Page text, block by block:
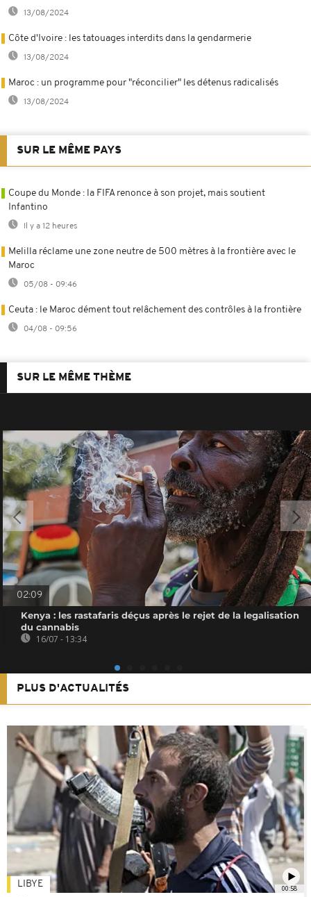
13/08/2024
Côte d'Ivoire : les tatouages interdits dans la gendarmerie
13/08/2024
Maroc : un programme pour "réconcilier" les détenus radicalisés
13/08/2024
SUR LE MÊME PAYS
Coupe du Monde : la FIFA renonce à son projet, mais soutient
Infantino
Il y a 12 heures
Melilla réclame une zone neutre de 500 mètres à la frontière avec le
Maroc
05/08 - 09:46
Ceuta : le Maroc dément tout relâchement des contrôles à la frontière
04/08 - 09:56
SUR LE MÊME THÈME
02:09
Kenya : les rastafaris déçus après le rejet de la legalisation
du cannabis
16/07 - 13:34
PLUS D'ACTUALITÉS
00:58
LIBYE